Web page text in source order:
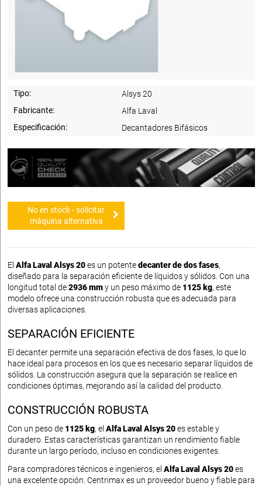
Tipo:
Alsys 20
Fabricante:
Alfa Laval
Especificación:
Decantadores Bifásicos
No en stock - solicitar
máquina alternativa
El Alfa Laval Alsys 20es un potentedecanter de dos fases,
diseñado para la separación eficiente de líquidos y sólidos. Con una
longitud total de2936 mmy un peso máximo de 1125 kg, este
modelo ofrece una construcción robusta que es adecuada para
diversas aplicaciones.
SEPARACIÓN EFICIENTE
El decanter permite una separación efectiva de dos fases, lo que lo
hace ideal para procesos en los que es necesario separar líquidos de
sólidos. La construcción asegura que la separación se realice en
condiciones óptimas, mejorando así la calidad del producto.
CONSTRUCCIÓN ROBUSTA
Con un peso de 1125 kg, el Alfa Laval Alsys 20es estable y
duradero. Estas características garantizan un rendimiento fiable
durante un largo período, incluso en condiciones exigentes.
Para compradores técnicos e ingenieros, el Alfa Laval Alsys 20es
una excelente opción. Centrimax es un proveedor bueno y fiable para